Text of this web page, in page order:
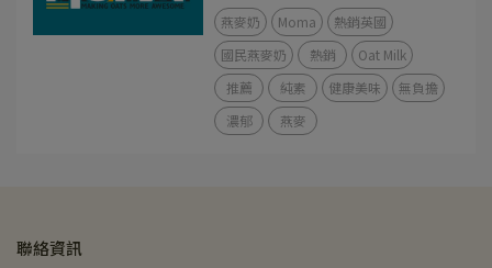
燕麥奶 Moma
熱銷英國
國民燕麥奶
熱銷
Oat Milk
推薦
純素 健康美味
無負擔
濃郁
燕麥
聯絡資訊